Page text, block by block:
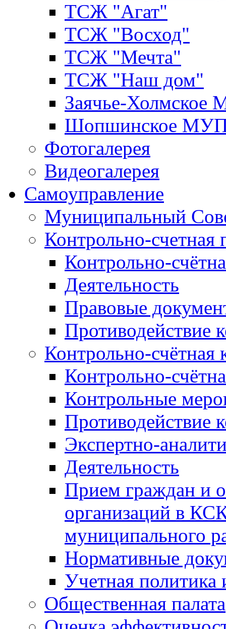
ТСЖ "Агат"
ТСЖ "Восход"
ТСЖ "Мечта"
ТСЖ "Наш дом"
Заячье-
Шопшинское
Фотогалерея
Видеогалерея
Самоуправление
Муниципальный
Контрольно-счетная
Контрольно-
Деятельность
Правовые
Противодействие
Контрольно-счётная
Контрольно-
Контрольные
Противодействие
Экспертно-
Деятельность
Прием граждан и
организаций в
муниципального
Нормативные
Учетная политика
Общественная палата